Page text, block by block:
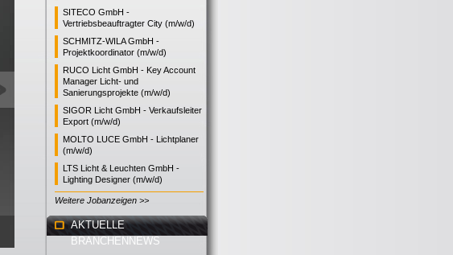
SITECO GmbH -
Vertriebsbeauftragter City (m/w/d)
SCHMITZ-WILA GmbH -
Projektkoordinator (m/w/d)
RUCO Licht GmbH - Key Account
Manager Licht- und
Sanierungsprojekte (m/w/d)
SIGOR Licht GmbH - Verkaufsleiter
Export (m/w/d)
MOLTO LUCE GmbH - Lichtplaner
(m/w/d)
LTS Licht & Leuchten GmbH -
Lighting Designer (m/w/d)
Weitere Jobanzeigen >>
AKTUELLE
BRANCHENNEWS